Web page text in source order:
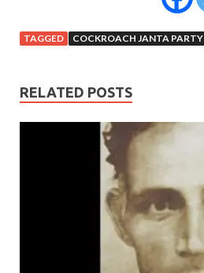
TAGGED COCKROACH JANTA PARTY
RELATED POSTS